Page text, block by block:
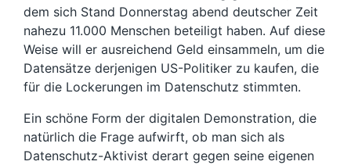
dem sich Stand Donnerstag abend deutscher Zeit
nahezu 11.000 Menschen beteiligt haben. Auf diese
Weise will er ausreichend Geld einsammeln, um die
Datensätze derjenigen US-Politiker zu kaufen, die
für die Lockerungen im Datenschutz stimmten.
Ein schöne Form der digitalen Demonstration, die
natürlich die Frage aufwirft, ob man sich als
Datenschutz-Aktivist derart gegen seine eigenen